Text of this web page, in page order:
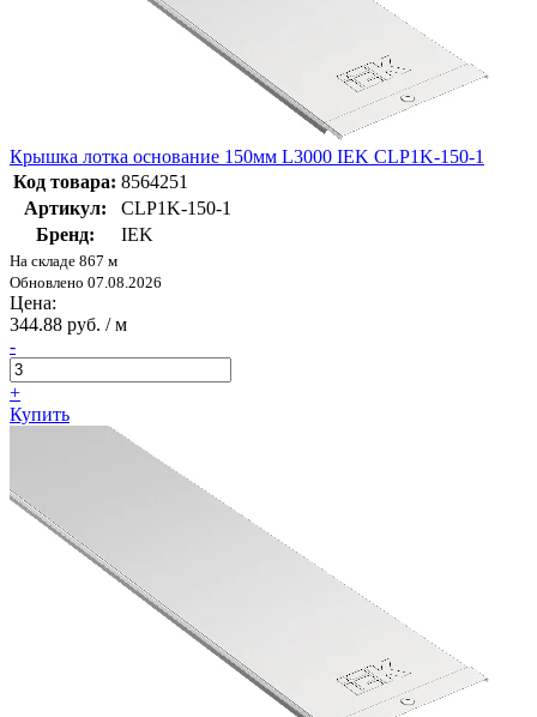
Крышка лотка основание 150мм L3000 IEK CLP1K-150-1
Код товара: 8564251
Артикул:
CLP1K-150-1
Бренд:
IEK
На складе 867 м
Обновлено 07.08.2026
Цена:
344.88 руб. / м
-
+
Купить